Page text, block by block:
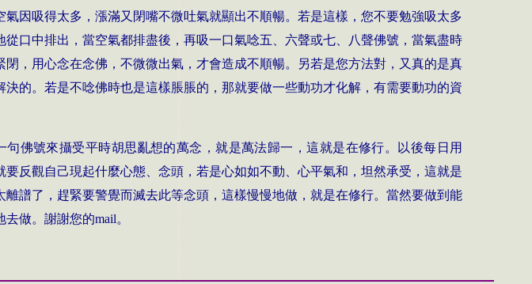
因吸得太多，漲滿又閉嘴不微吐氣就顯出不順暢。若是這樣，您不要勉強吸太多
口中排出，當空氣都排盡後，再吸一口氣唸五、六聲或七、八聲佛號，當氣盡時
，用心念在念佛，不微微出氣，才會造成不順暢。另若是您方法對，又真的是真
的。若是不唸佛時也是這樣脹脹的，那就要做一些動功才化解，有需要動功的資
佛號來攝受平時胡思亂想的萬念，就是萬法歸一，這就是在修行。以後每日用
反觀自己現起什麼心態、念頭，若是心如如不動、心平氣和，坦然承受，這就是
譜了，趕緊要警覺而滅去此等念頭，這樣慢慢地做，就是在修行。當然要做到能
去做。謝謝您的mail。